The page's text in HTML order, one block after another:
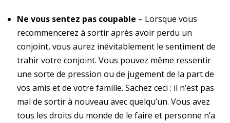
Ne vous sentez pas coupable – Lorsque vous
recommencerez à sortir après avoir perdu un
conjoint, vous aurez inévitablement le sentiment de
trahir votre conjoint. Vous pouvez même ressentir
une sorte de pression ou de jugement de la part de
vos amis et de votre famille. Sachez ceci : il n’est pas
mal de sortir à nouveau avec quelqu’un. Vous avez
tous les droits du monde de le faire et personne n’a